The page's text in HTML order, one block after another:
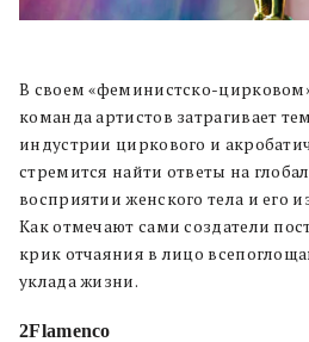
В своем «феминистско-
команда артистов затрагивает
индустрии циркового и
стремится найти ответы на
восприятии женского тела и его
Как отмечают сами создатели
крик отчаяния в лицо
уклада жизни.
2Flamenco